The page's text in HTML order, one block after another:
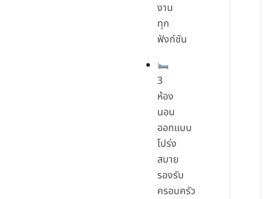
งาน
ทุก
ฟังก์ชัน
3
ห้อง
นอน
ออกแบบ
โปร่ง
สบาย
รองรับ
ครอบครัว